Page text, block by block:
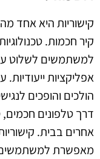
קישוריות היא אחד
למשתמשים לשלוט
אפליקציות
הולכים והופכים
דרך טלפונים
אחרים בבית.
מאפשרת למשתמשים